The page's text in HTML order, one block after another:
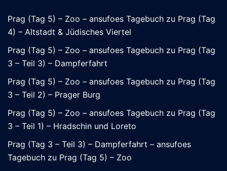
Prag (Tag 5) – Zoo – ansufoes Tagebuch zu Prag (Tag
4) – Altstadt & Jüdisches Viertel
Prag (Tag 5) – Zoo – ansufoes Tagebuch zu Prag (Tag
3 – Teil 3) – Dampferfahrt
Prag (Tag 5) – Zoo – ansufoes Tagebuch zu Prag (Tag
3 – Teil 2) – Prager Burg
Prag (Tag 5) – Zoo – ansufoes Tagebuch zu Prag (Tag
3 – Teil 1) – Hradschin und Loreto
Prag (Tag 3 – Teil 3) – Dampferfahrt – ansufoes
Tagebuch zu Prag (Tag 5) – Zoo